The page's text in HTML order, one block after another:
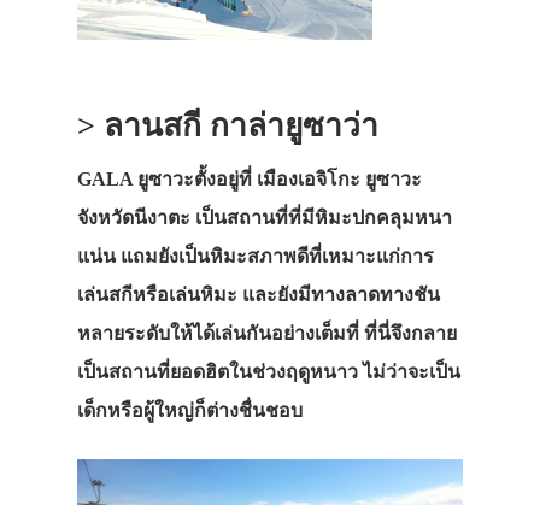
> ลานสกี กาล่ายูซาว่า
GALA ยูซาวะตั้งอยู่ที่ เมืองเอจิโกะ ยูซาวะ
จังหวัดนีงาตะ เป็นสถานที่ที่มีหิมะปกคลุมหนา
แน่น แถมยังเป็นหิมะสภาพดีที่เหมาะแก่การ
เล่นสกีหรือเล่นหิมะ และยังมีทางลาดทางชัน
หลายระดับให้ได้เล่นกันอย่างเต็มที่ ที่นี่จึงกลาย
เป็นสถานที่ยอดฮิตในช่วงฤดูหนาว ไม่ว่าจะเป็น
เด็กหรือผู้ใหญ่ก็ต่างชื่นชอบ